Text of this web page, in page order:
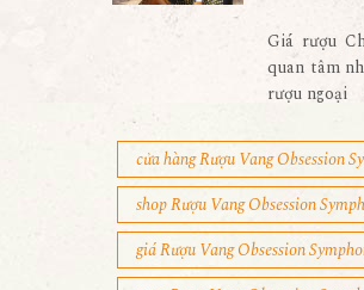
Giá rượu
quan tâm
rượu ngoại
cửa hàng Rượu Vang Obsession
shop Rượu Vang Obsession
giá Rượu Vang Obsession